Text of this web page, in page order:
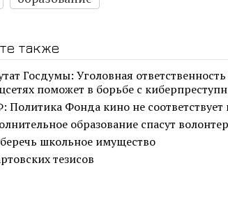
также
Госдумы: Уголовная
поможет в борьбе с
Политика Фонда кино не
образование спасут
школьное имущество
тезисов